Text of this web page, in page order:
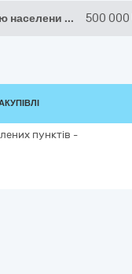
населени ... 500 000
пунктів -